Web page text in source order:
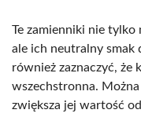
Te zamienniki nie tylko
ale ich neutralny smak
również zaznaczyć, że
wszechstronna.
zwiększa jej wartość